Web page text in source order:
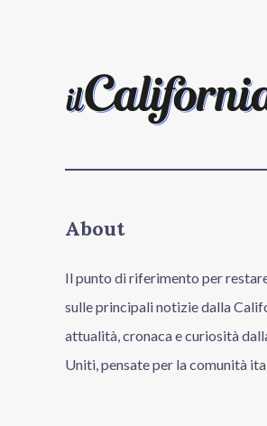
About
Il punto di riferimento per
sulle principali notizie dalla
attualità, cronaca e curiosità
Uniti, pensate per la comunità